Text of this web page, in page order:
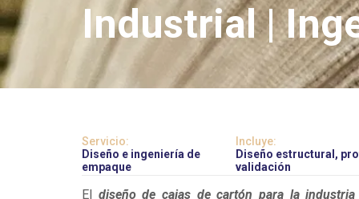
Industrial |
Servicio:
Diseño e ingeniería de
empaque
Incluye:
Diseño estructural,
validación
El diseño de cajas de cartón para la industria